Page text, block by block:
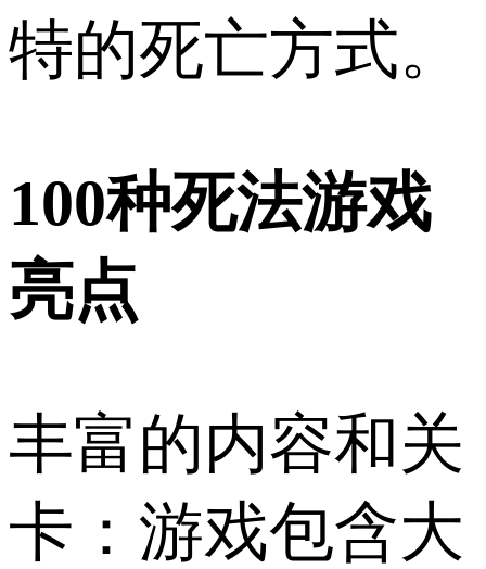
特的死亡方式。
100种死法游戏
亮点
丰富的内容和关
卡：游戏包含大